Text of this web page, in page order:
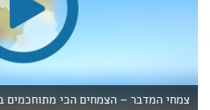
צמחי המדבר – הצמחים הכי מתוחכמים